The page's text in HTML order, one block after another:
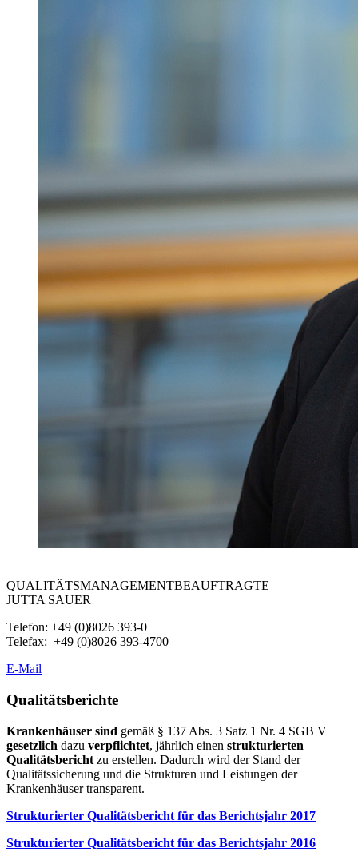
QUALITÄTSMANAGEMENTBEAUFTRAGTE
JUTTA SAUER
Telefon: +49 (0)8026 393-0
Telefax: +49 (0)8026 393-4700
E-Mail
Qualitätsberichte
Krankenhäuser sind gemäß § 137 Abs. 3 Satz 1 Nr. 4 SGB V
gesetzlich dazu verpflichtet, jährlich einen strukturierten
Qualitätsbericht zu erstellen. Dadurch wird der Stand der
Qualitätssicherung und die Strukturen und Leistungen der
Krankenhäuser transparent.
Strukturierter Qualitätsbericht für das Berichtsjahr 2017
Strukturierter Qualitätsbericht für das Berichtsjahr 2016